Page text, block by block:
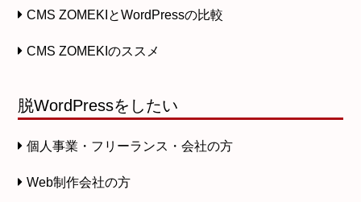
CMS ZOMEKIとWordPressの比較
CMS ZOMEKIのススメ
脱WordPressをしたい
個人事業・フリーランス・会社の方
Web制作会社の方